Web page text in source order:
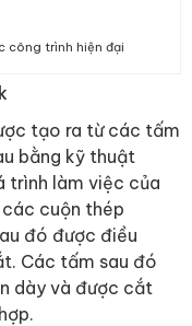
công trình hiện đại
tạo ra từ các tấm
bằng kỹ thuật
trình làm việc của
cuộn thép
đó được điều
Các tấm sau đó
dày và được cắt